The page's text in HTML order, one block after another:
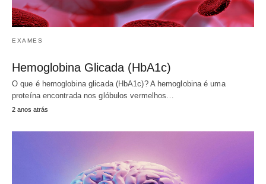
EXAMES
Hemoglobina Glicada (HbA1c)
O que é hemoglobina glicada (HbA1c)? A hemoglobina é uma
proteína encontrada nos glóbulos vermelhos…
2 anos atrás